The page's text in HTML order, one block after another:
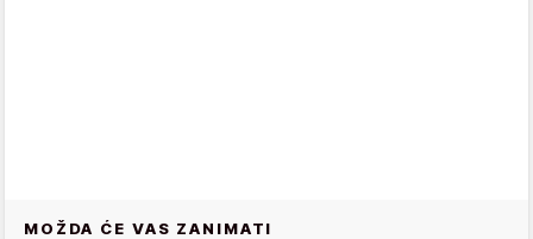
MOŽDA ĆE VAS ZANIMATI